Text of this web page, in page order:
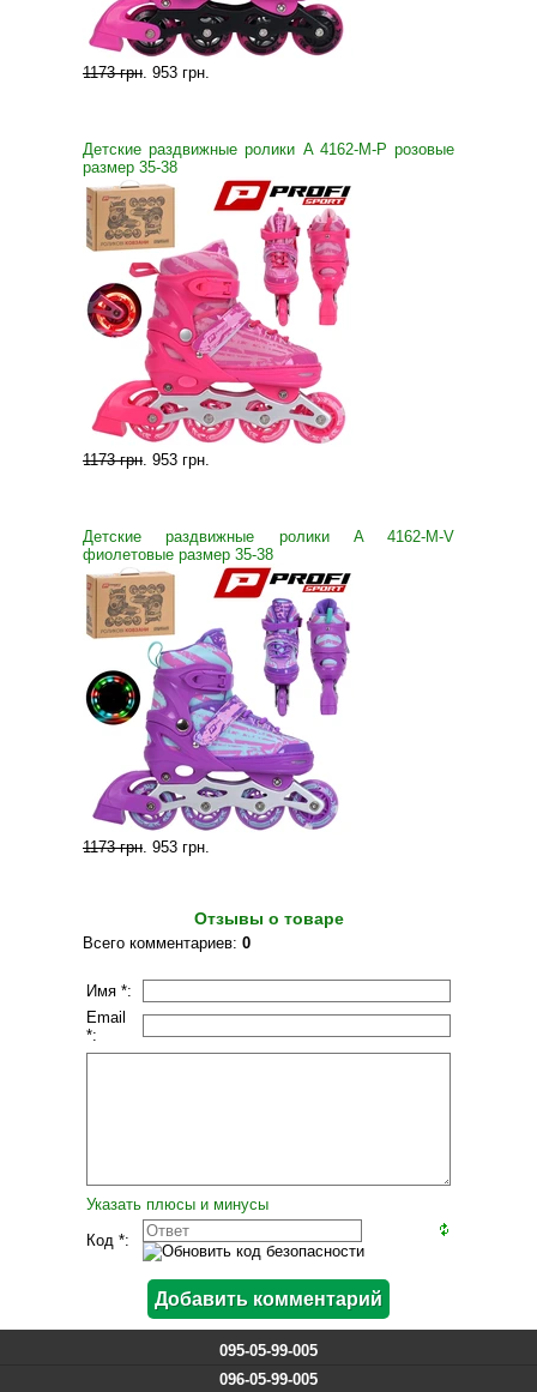
1173 грн. 953 грн.
Детские раздвижные ролики A 4162-M-P розовые
размер 35-38
1173 грн. 953 грн.
Детские раздвижные ролики A 4162-M-V
фиолетовые размер 35-38
1173 грн. 953 грн.
Отзывы о товаре
Всего комментариев: 0
Имя *:
Email
*:
Указать плюсы и минусы
Код *:
095-05-99-005
096-05-99-005